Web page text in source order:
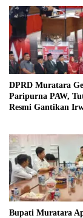
DPRD Muratara
Paripurna PAW,
Resmi Gantikan
Bupati Muratara